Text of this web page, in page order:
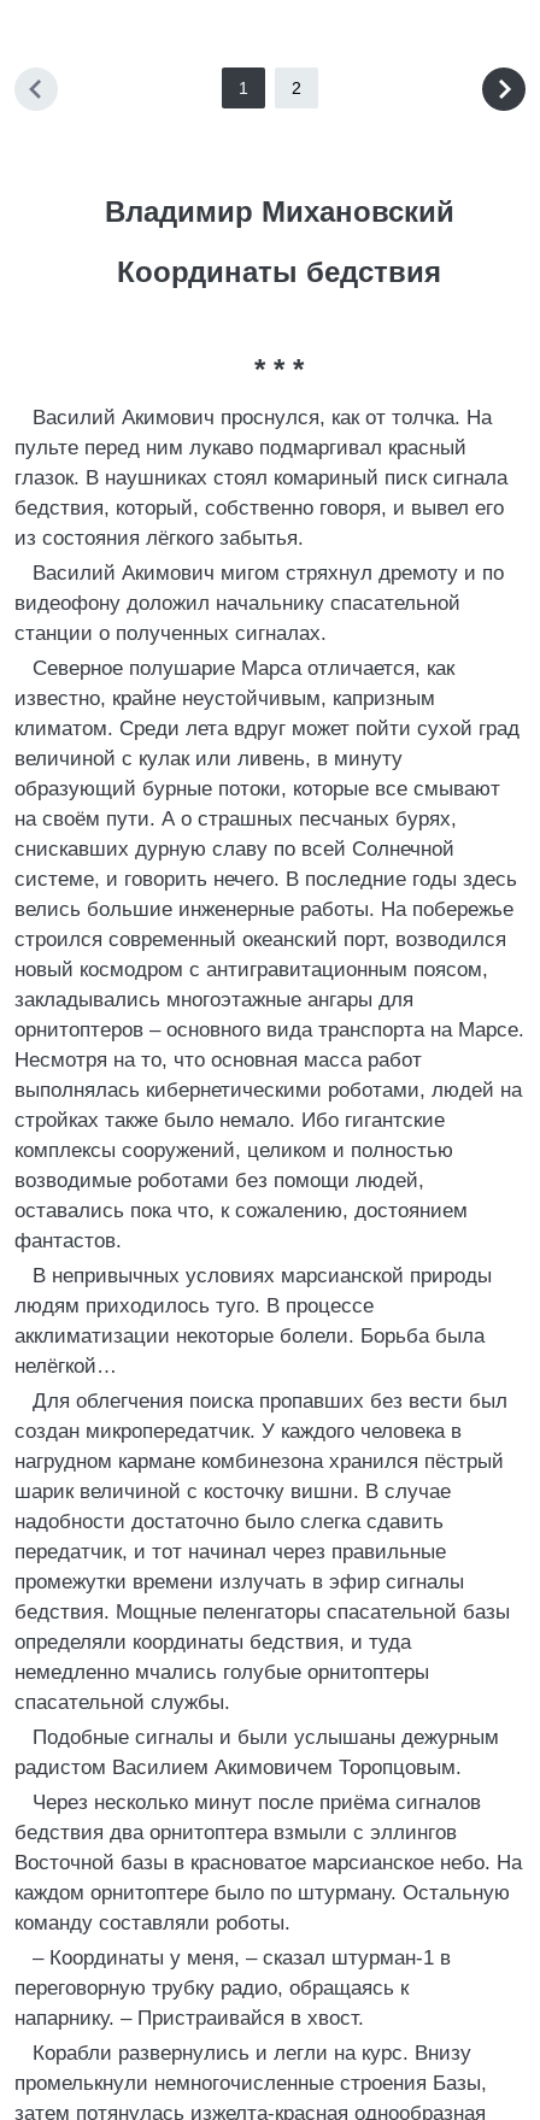
1 2
Владимир Михановский
Координаты бедствия
* * *
Василий Акимович проснулся, как от толчка. На
пульте перед ним лукаво подмаргивал красный
глазок. В наушниках стоял комариный писк сигнала
бедствия, который, собственно говоря, и вывел его
из состояния лёгкого забытья.
Василий Акимович мигом стряхнул дремоту и по
видеофону доложил начальнику спасательной
станции о полученных сигналах.
Северное полушарие Марса отличается, как
известно, крайне неустойчивым, капризным
климатом. Среди лета вдруг может пойти сухой град
величиной с кулак или ливень, в минуту
образующий бурные потоки, которые все смывают
на своём пути. А о страшных песчаных бурях,
снискавших дурную славу по всей Солнечной
системе, и говорить нечего. В последние годы здесь
велись большие инженерные работы. На побережье
строился современный океанский порт, возводился
новый космодром с антигравитационным поясом,
закладывались многоэтажные ангары для
орнитоптеров – основного вида транспорта на Марсе.
Несмотря на то, что основная масса работ
выполнялась кибернетическими роботами, людей на
стройках также было немало. Ибо гигантские
комплексы сооружений, целиком и полностью
возводимые роботами без помощи людей,
оставались пока что, к сожалению, достоянием
фантастов.
В непривычных условиях марсианской природы
людям приходилось туго. В процессе
акклиматизации некоторые болели. Борьба была
нелёгкой…
Для облегчения поиска пропавших без вести был
создан микропередатчик. У каждого человека в
нагрудном кармане комбинезона хранился пёстрый
шарик величиной с косточку вишни. В случае
надобности достаточно было слегка сдавить
передатчик, и тот начинал через правильные
промежутки времени излучать в эфир сигналы
бедствия. Мощные пеленгаторы спасательной базы
определяли координаты бедствия, и туда
немедленно мчались голубые орнитоптеры
спасательной службы.
Подобные сигналы и были услышаны дежурным
радистом Василием Акимовичем Торопцовым.
Через несколько минут после приёма сигналов
бедствия два орнитоптера взмыли с эллингов
Восточной базы в красноватое марсианское небо. На
каждом орнитоптере было по штурману. Остальную
команду составляли роботы.
– Координаты у меня, – сказал штурман-1 в
переговорную трубку радио, обращаясь к
напарнику. – Пристраивайся в хвост.
Корабли развернулись и легли на курс. Внизу
промелькнули немногочисленные строения Базы,
затем потянулась изжелта-красная однообразная